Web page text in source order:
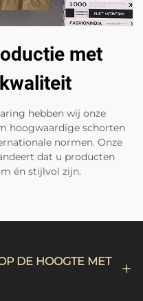
met
hebben wij onze
hoogwaardige schorten
normen. Onze
dat u producten
én stijlvol zijn.
DE HOOGTE MET